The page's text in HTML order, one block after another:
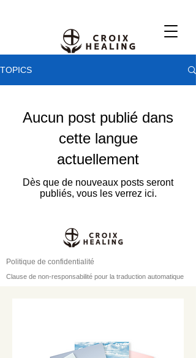
TOPICS
Aucun post publié dans
cette langue
actuellement
Dès que de nouveaux posts seront
publiés, vous les verrez ici.
Politique de confidentialité
Clause de non-responsabilité pour la traduction automatique